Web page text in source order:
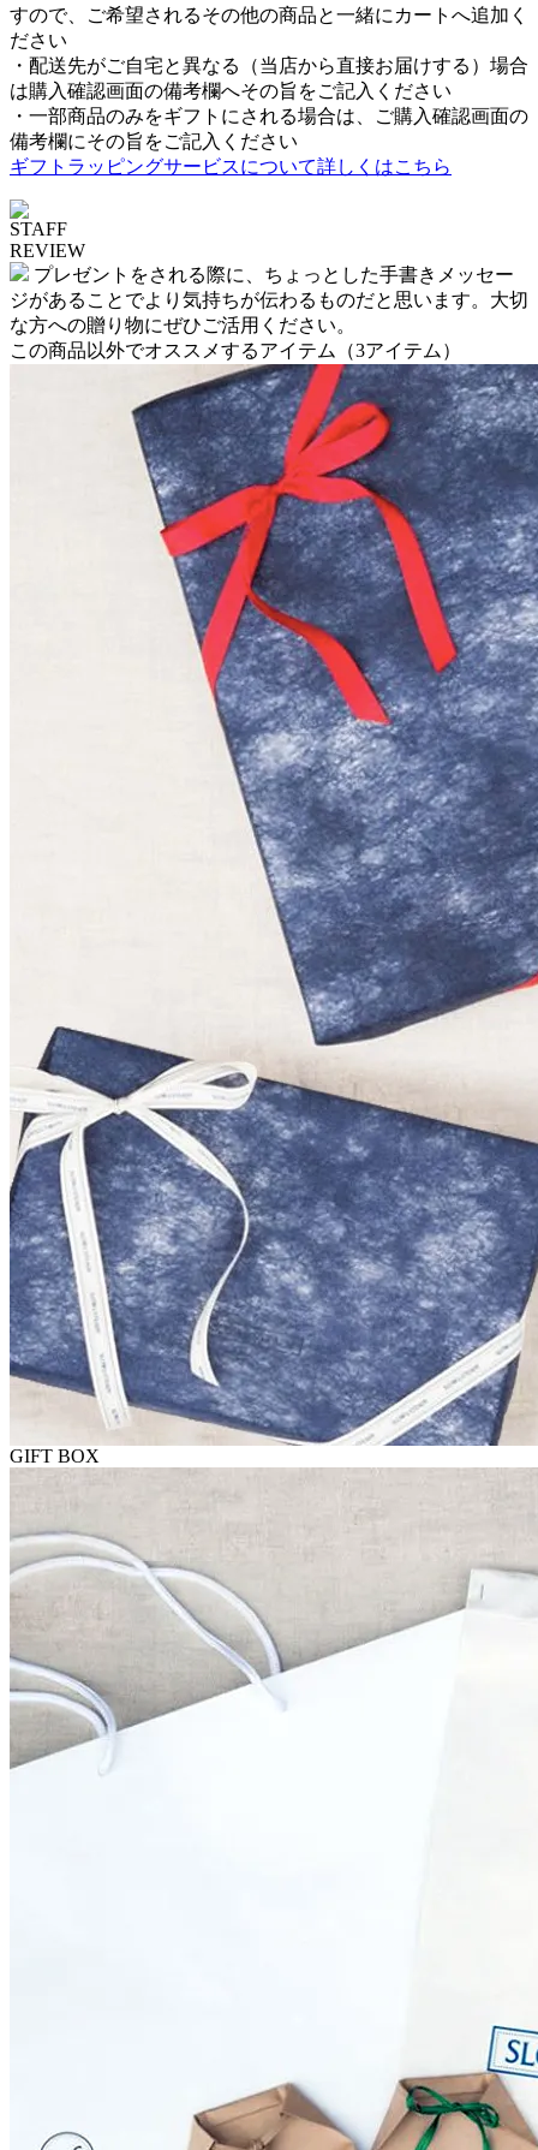
すので、ご希望されるその他の商品と一緒にカートへ追加く
ださい
・配送先がご自宅と異なる（当店から直接お届けする）場合
は購入確認画面の備考欄へその旨をご記入ください
・一部商品のみをギフトにされる場合は、ご購入確認画面の
備考欄にその旨をご記入ください
ギフトラッピングサービスについて詳しくはこちら
STAFF
REVIEW
プレゼントをされる際に、ちょっとした手書きメッセー
ジがあることでより気持ちが伝わるものだと思います。大切
な方への贈り物にぜひご活用ください。
この商品以外でオススメするアイテム
（3アイテム）
GIFT BOX